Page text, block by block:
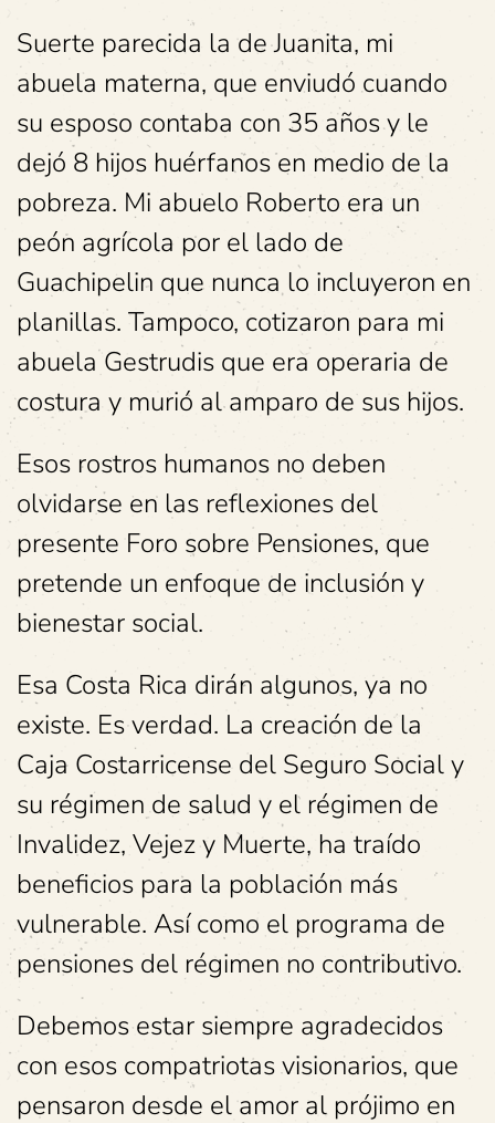
Suerte parecida la de Juanita, mi
abuela materna, que enviudó cuando
su esposo contaba con 35 años y le
dejó 8 hijos huérfanos en medio de la
pobreza. Mi abuelo Roberto era un
peón agrícola por el lado de
Guachipelin que nunca lo incluyeron en
planillas. Tampoco, cotizaron para mi
abuela Gestrudis que era operaria de
costura y murió al amparo de sus hijos.
Esos rostros humanos no deben
olvidarse en las reflexiones del
presente Foro sobre Pensiones, que
pretende un enfoque de inclusión y
bienestar social.
Esa Costa Rica dirán algunos, ya no
existe. Es verdad. La creación de la
Caja Costarricense del Seguro Social y
su régimen de salud y el régimen de
Invalidez, Vejez y Muerte, ha traído
beneficios para la población más
vulnerable. Así como el programa de
pensiones del régimen no contributivo.
Debemos estar siempre agradecidos
con esos compatriotas visionarios, que
pensaron desde el amor al prójimo en